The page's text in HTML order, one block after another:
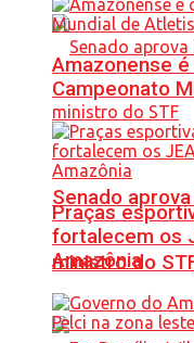
Senado
ministro do
Amazonense
Campeonato
Praças
fortalecem os
Amazônia